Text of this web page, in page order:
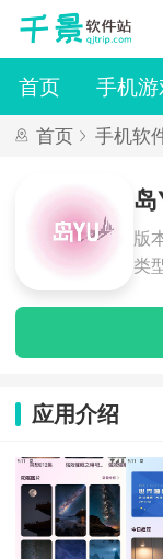
首页 手机游
首页 手机软
版
类
应用介绍